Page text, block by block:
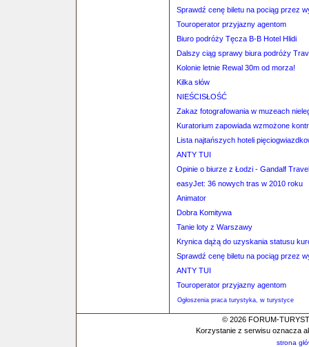
Sprawdź cenę biletu na pociąg przez
Touroperator przyjazny agentom
Biuro podróży Tęcza B-B Hotel Hlidi
Dalszy ciąg sprawy biura podróży
Kolonie letnie Rewal 30m od morza!
Kilka słów
NIEŚCISŁOŚĆ
Zakaz fotografowania w muzeach
Kuratorium zapowiada wzmożone
Lista najtańszych hoteli
ANTY TUI
Opinie o biurze z Łodzi - Gandalf Travel
easyJet: 36 nowych tras w 2010 roku
Animator
Dobra Komitywa
Tanie loty z Warszawy
Krynica dążą do uzyskania statusu
Sprawdź cenę biletu na pociąg przez
ANTY TUI
Touroperator przyjazny agentom
Ogłoszenia praca turystyka, w turystyce
© 2026 FORUM-
Korzystanie z serwisu oznacza
strona